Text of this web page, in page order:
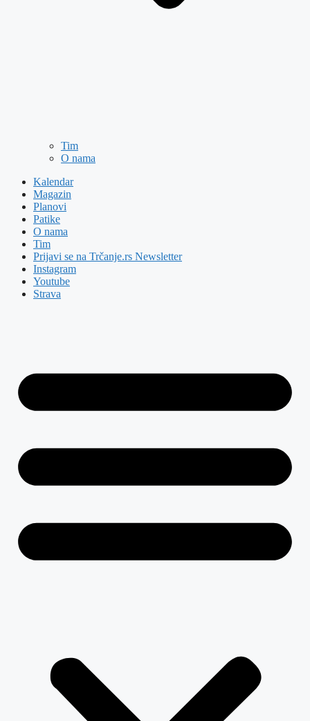
Tim
O nama
Kalendar
Magazin
Planovi
Patike
O nama
Tim
Prijavi se na Trčanje.rs Newsletter
Instagram
Youtube
Strava